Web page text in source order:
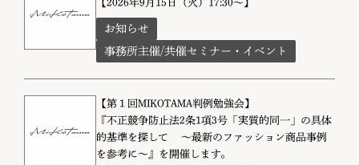
【2026年9月15日（火）17:30～】
お知らせ
事務所主催/共催セミナー・イベント
【第１回MIKOTAMA判例勉強会】
『不正競争防止法2条1項3号「実質的同一」の具体
的基準を探して ～最新のファッション商品事例
を参考に～』を開催します。